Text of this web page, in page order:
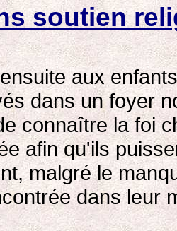
soutien
aux
dans un foyer
connaître la foi
afin qu'ils
malgré le
dans leur